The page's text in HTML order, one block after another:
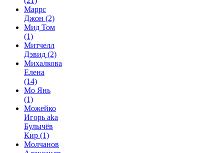
Маррс
Джон (2)
Мид Том
(1)
Митчелл
Дэвид (2)
Михалкова
Елена
(14)
Мо Янь
(1)
Можейко
Игорь aka
Булычёв
Кир (1)
Молчанов